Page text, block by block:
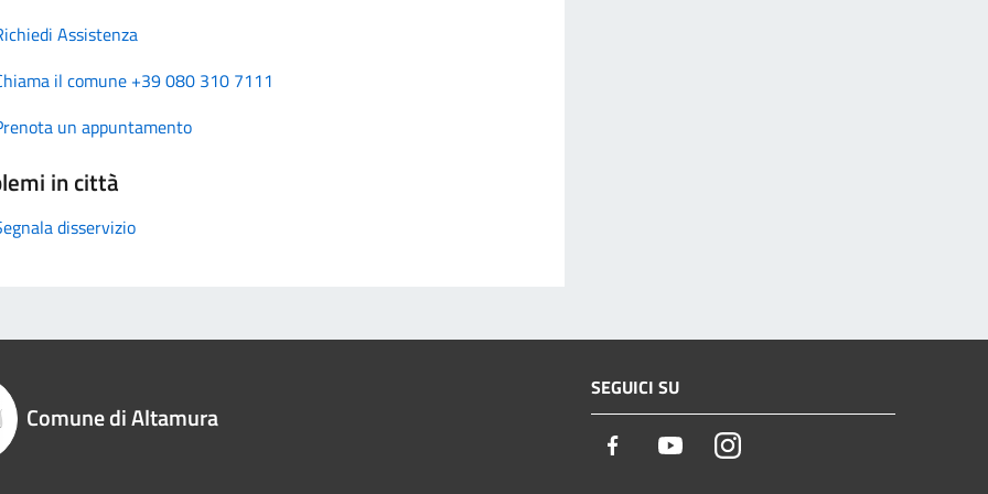
Assistenza
il comune +39 080 310 7111
un appuntamento
in città
disservizio
Comune di Altamura
SEGUICI SU
Facebook YoutubeInstagram